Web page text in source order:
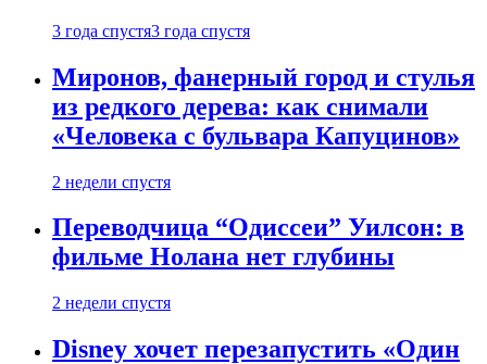
3 года спустя3 года спустя
Миронов, фанерный город и стулья
из редкого дерева: как снимали
«Человека с бульвара Капуцинов»
2 недели спустя
Переводчица “Одиссеи” Уилсон: в
фильме Нолана нет глубины
2 недели спустя
Disney хочет перезапустить «Один